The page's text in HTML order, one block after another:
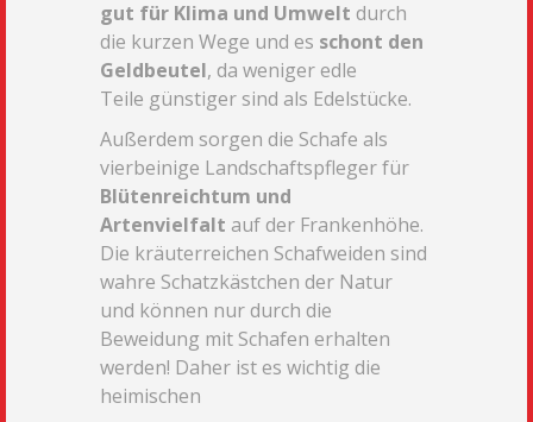
gut für Klima und Umwelt durch
die kurzen Wege und es schont den
Geldbeutel, da weniger edle
Teile günstiger sind als Edelstücke.
Außerdem sorgen die Schafe als
vierbeinige Landschaftspfleger für
Blütenreichtum und
Artenvielfalt auf der Frankenhöhe.
Die kräuterreichen Schafweiden sind
wahre Schatzkästchen der Natur
und können nur durch die
Beweidung mit Schafen erhalten
werden! Daher ist es wichtig die
heimischen